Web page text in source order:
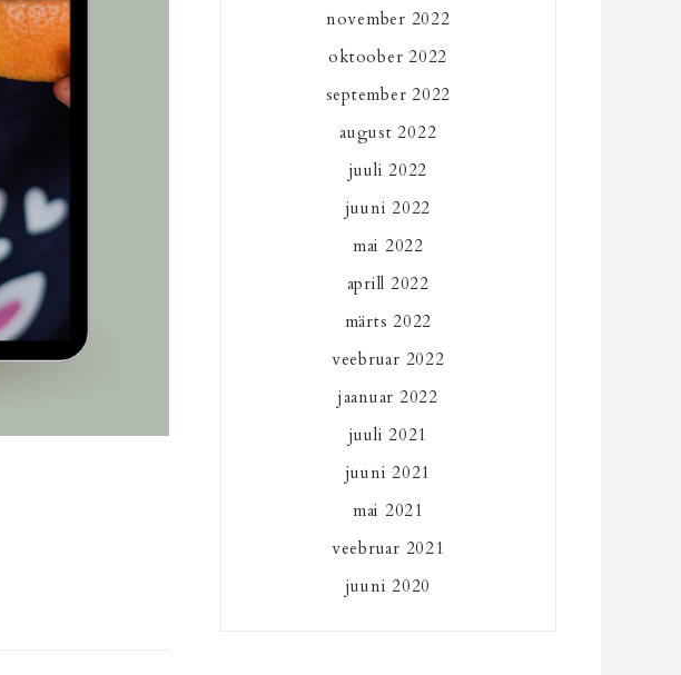
november 2022
oktoober 2022
september 2022
august 2022
juuli 2022
juuni 2022
mai 2022
aprill 2022
märts 2022
veebruar 2022
jaanuar 2022
juuli 2021
juuni 2021
mai 2021
veebruar 2021
juuni 2020